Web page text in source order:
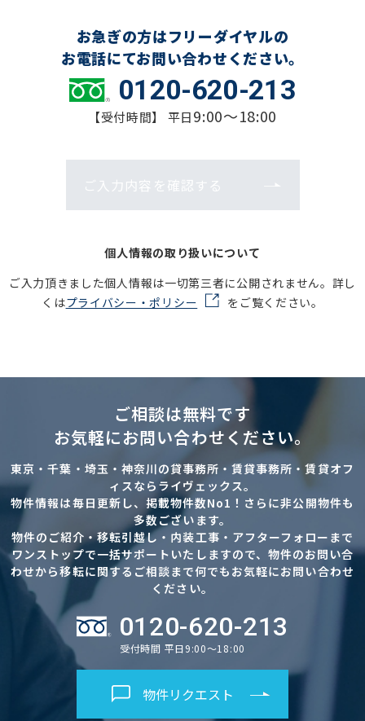
お急ぎの方はフリーダイヤルの
お電話にてお問い合わせください。
0120-620-213
【受付時間】 平日9:00～18:00
ご入力内容を確認する
個人情報の取り扱いについて
ご入力頂きました個人情報は一切第三者に公開されません。詳し
くはプライバシー・ポリシー をご覧ください。
ご相談は無料です
お気軽にお問い合わせください。
東京・千葉・埼玉・神奈川の貸事務所・賃貸事務所・賃貸オフ
ィスならライヴェックス。
物件情報は毎日更新し、掲載物件数No1！さらに非公開物件も
多数ございます。
物件のご紹介・移転引越し・内装工事・アフターフォローまで
ワンストップで一括サポートいたしますので、物件のお問い合
わせから移転に関するご相談まで何でもお気軽にお問い合わせ
ください。
0120-620-213
受付時間 平日9:00～18:00
物件リクエスト